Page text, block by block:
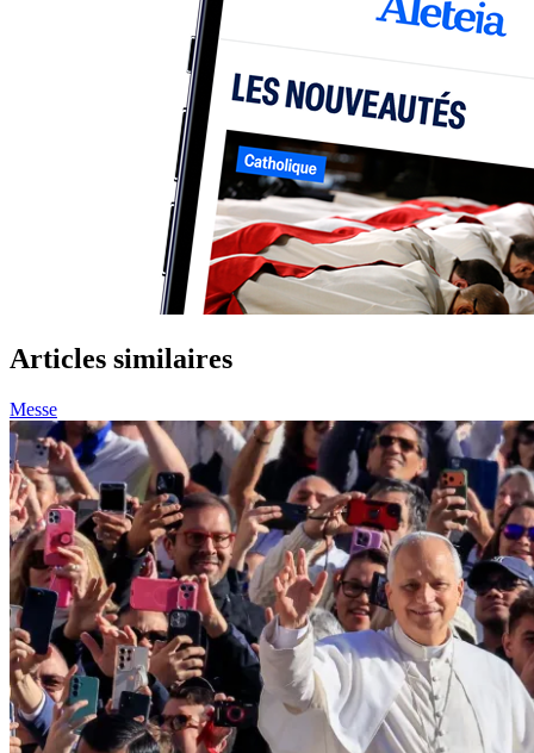
Articles similaires
Messe